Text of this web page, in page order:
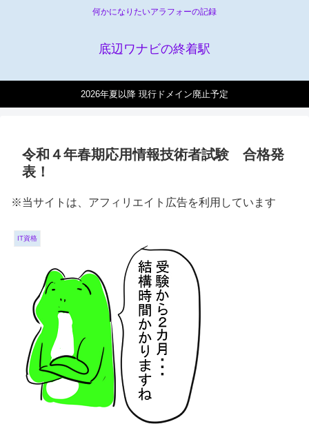
何かになりたいアラフォーの記録
底辺ワナビの終着駅
2026年夏以降 現行ドメイン廃止予定
令和４年春期応用情報技術者試験 合格発
表！
※当サイトは、アフィリエイト広告を利用しています
IT資格